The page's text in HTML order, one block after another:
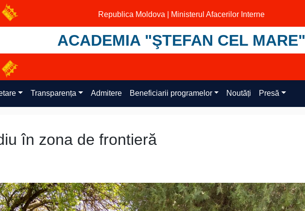
Republica Moldova | Ministerul Afacerilor Interne
ACADEMIA "ŞTEFAN CEL MARE"
Transparența Admitere Beneficiarii programelor Noutăți Presă
în zona de frontieră